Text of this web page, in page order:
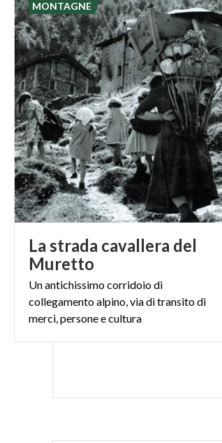
La strada cavallera del
Muretto
Un antichissimo corridoio di
collegamento alpino, via di transito di
merci, persone e cultura
MONTAGNE